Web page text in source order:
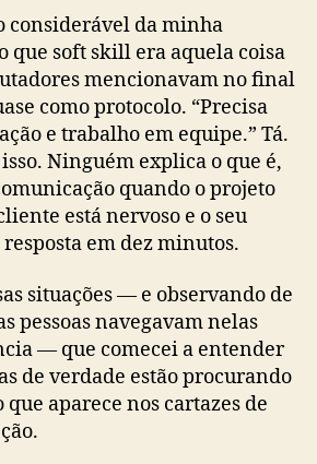
considerável da minha
que soft skill era aquela coisa
mencionavam no final
como protocolo. “Precisa
e trabalho em equipe.” Tá.
Ninguém explica o que é,
quando o projeto
está nervoso e o seu
em dez minutos.
situações — e observando de
pessoas navegavam nelas
— que comecei a entender
de verdade estão procurando
que aparece nos cartazes de